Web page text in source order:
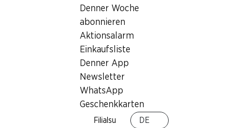
Denner Woche
abonnieren
Aktionsalarm
Einkaufsliste
Denner App
Newsletter
WhatsApp
Geschenkkarten
Filialsu
DE